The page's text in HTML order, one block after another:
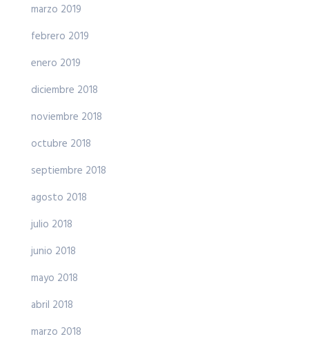
marzo 2019
febrero 2019
enero 2019
diciembre 2018
noviembre 2018
octubre 2018
septiembre 2018
agosto 2018
julio 2018
junio 2018
mayo 2018
abril 2018
marzo 2018